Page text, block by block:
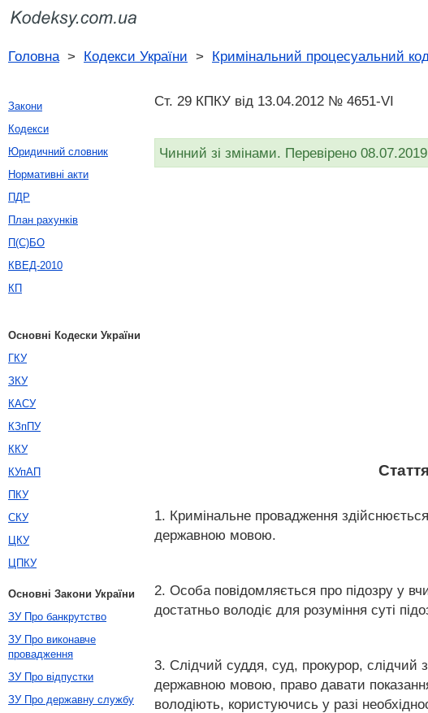
Головна> Кодекси України > Кримінальний процесуальний
Ст. 29 КПКУ від 13.04.2012 № 4651-VI
Чинний зі змінами. Перевірено 08.07.2019
1. Кримінальне провадження
державною мовою.
2. Особа повідомляється про підозру у
достатньо володіє для розуміння суті
3. Слідчий суддя, суд, прокурор, слідчий
державною мовою, право давати
володіють, користуючись у разі
Закони
Кодекси
Юридичний словник
Нормативні акти
ПДР
План рахунків
П(С)БО
КВЕД-2010
КП
Основні Кодески України
ГКУ
ЗКУ
КАСУ
КЗпПУ
ККУ
КУпАП
ПКУ
СКУ
ЦКУ
ЦПКУ
Основні Закони України
ЗУ Про банкрутство
ЗУ Про виконавче
провадження
ЗУ Про відпустки
ЗУ Про державну службу